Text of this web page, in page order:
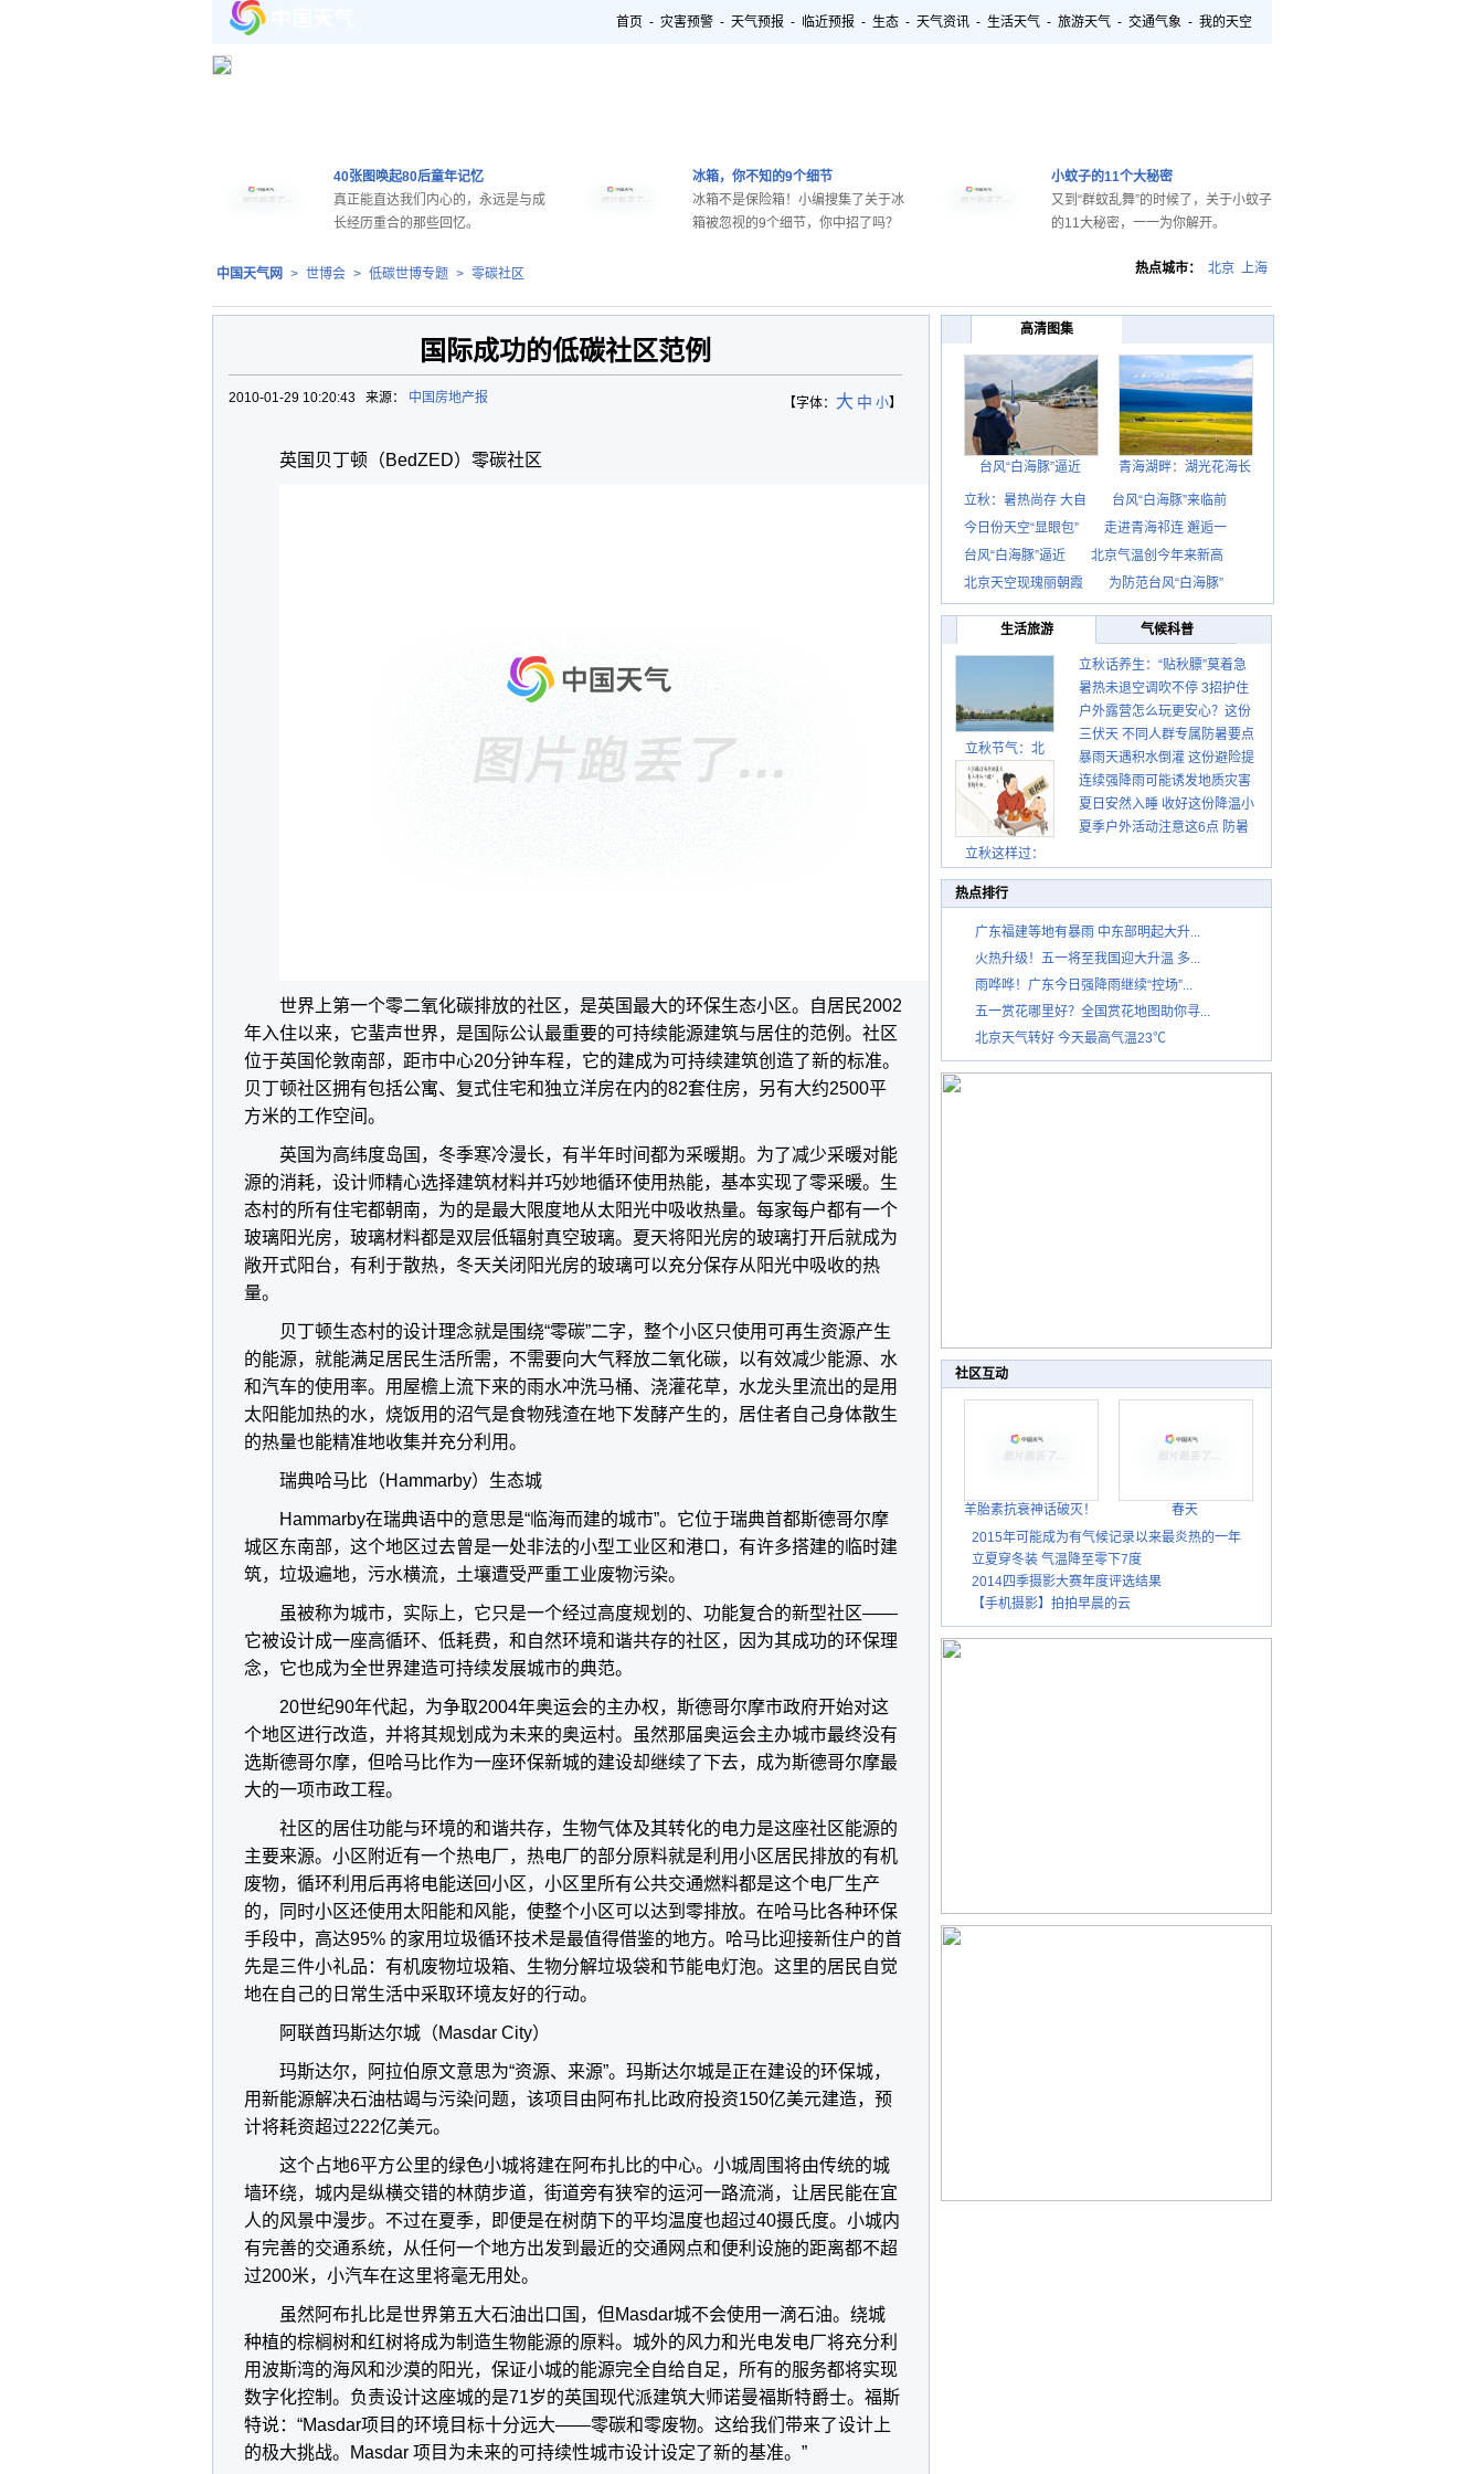
首页 - 灾害预警 - 天气预报 - 临近预报 - 生态 - 天气资讯 - 生活天气 - 旅游天气 - 交通气象 - 我的天空
40张图唤起80后童年记忆
真正能直达我们内心的，永远是与成
长经历重合的那些回忆。
冰箱，你不知的9个细节
冰箱不是保险箱！小编搜集了关于冰
箱被忽视的9个细节，你中招了吗？
小蚊子的11个大秘密
又到“群蚊乱舞”的时候了，关于小蚊子
的11大秘密，一一为你解开。
中国天气网 > 世博会 > 低碳世博专题 > 零碳社区 热点城市： 北京 上海
国际成功的低碳社区范例
【字体： 大 中 小】
2010-01-29 10:20:43 来源： 中国房地产报
英国贝丁顿（BedZED）零碳社区
世界上第一个零二氧化碳排放的社区，是英国最大的环保生态小区。自居民2002
年入住以来，它蜚声世界，是国际公认最重要的可持续能源建筑与居住的范例。社区
位于英国伦敦南部，距市中心20分钟车程，它的建成为可持续建筑创造了新的标准。
贝丁顿社区拥有包括公寓、复式住宅和独立洋房在内的82套住房，另有大约2500平
方米的工作空间。
英国为高纬度岛国，冬季寒冷漫长，有半年时间都为采暖期。为了减少采暖对能
源的消耗，设计师精心选择建筑材料并巧妙地循环使用热能，基本实现了零采暖。生
态村的所有住宅都朝南，为的是最大限度地从太阳光中吸收热量。每家每户都有一个
玻璃阳光房，玻璃材料都是双层低辐射真空玻璃。夏天将阳光房的玻璃打开后就成为
敞开式阳台，有利于散热，冬天关闭阳光房的玻璃可以充分保存从阳光中吸收的热
量。
贝丁顿生态村的设计理念就是围绕“零碳”二字，整个小区只使用可再生资源产生
的能源，就能满足居民生活所需，不需要向大气释放二氧化碳，以有效减少能源、水
和汽车的使用率。用屋檐上流下来的雨水冲洗马桶、浇灌花草，水龙头里流出的是用
太阳能加热的水，烧饭用的沼气是食物残渣在地下发酵产生的，居住者自己身体散生
的热量也能精准地收集并充分利用。
瑞典哈马比（Hammarby）生态城
Hammarby在瑞典语中的意思是“临海而建的城市”。它位于瑞典首都斯德哥尔摩
城区东南部，这个地区过去曾是一处非法的小型工业区和港口，有许多搭建的临时建
筑，垃圾遍地，污水横流，土壤遭受严重工业废物污染。
虽被称为城市，实际上，它只是一个经过高度规划的、功能复合的新型社区——
它被设计成一座高循环、低耗费，和自然环境和谐共存的社区，因为其成功的环保理
念，它也成为全世界建造可持续发展城市的典范。
20世纪90年代起，为争取2004年奥运会的主办权，斯德哥尔摩市政府开始对这
个地区进行改造，并将其规划成为未来的奥运村。虽然那届奥运会主办城市最终没有
选斯德哥尔摩，但哈马比作为一座环保新城的建设却继续了下去，成为斯德哥尔摩最
大的一项市政工程。
社区的居住功能与环境的和谐共存，生物气体及其转化的电力是这座社区能源的
主要来源。小区附近有一个热电厂，热电厂的部分原料就是利用小区居民排放的有机
废物，循环利用后再将电能送回小区，小区里所有公共交通燃料都是这个电厂生产
的，同时小区还使用太阳能和风能，使整个小区可以达到零排放。在哈马比各种环保
手段中，高达95% 的家用垃圾循环技术是最值得借鉴的地方。哈马比迎接新住户的首
先是三件小礼品：有机废物垃圾箱、生物分解垃圾袋和节能电灯泡。这里的居民自觉
地在自己的日常生活中采取环境友好的行动。
阿联酋玛斯达尔城（Masdar City）
玛斯达尔，阿拉伯原文意思为“资源、来源”。玛斯达尔城是正在建设的环保城，
用新能源解决石油枯竭与污染问题，该项目由阿布扎比政府投资150亿美元建造，预
计将耗资超过222亿美元。
这个占地6平方公里的绿色小城将建在阿布扎比的中心。小城周围将由传统的城
墙环绕，城内是纵横交错的林荫步道，街道旁有狭窄的运河一路流淌，让居民能在宜
人的风景中漫步。不过在夏季，即便是在树荫下的平均温度也超过40摄氏度。小城内
有完善的交通系统，从任何一个地方出发到最近的交通网点和便利设施的距离都不超
过200米，小汽车在这里将毫无用处。
虽然阿布扎比是世界第五大石油出口国，但Masdar城不会使用一滴石油。绕城
种植的棕榈树和红树将成为制造生物能源的原料。城外的风力和光电发电厂将充分利
用波斯湾的海风和沙漠的阳光，保证小城的能源完全自给自足，所有的服务都将实现
数字化控制。负责设计这座城的是71岁的英国现代派建筑大师诺曼福斯特爵士。福斯
特说：“Masdar项目的环境目标十分远大——零碳和零废物。这给我们带来了设计上
的极大挑战。Masdar 项目为未来的可持续性城市设计设定了新的基准。”
高清图集
台风“白海豚”逼近 青海湖畔：湖光花海长
立秋：暑热尚存 大自
台风“白海豚”来临前
今日份天空“显眼包”
走进青海祁连 邂逅一
台风“白海豚”逼近
北京气温创今年来新高
北京天空现瑰丽朝霞
为防范台风“白海豚”
生活旅游 气候科普
立秋节气：北
立秋这样过：
立秋话养生：“贴秋膘”莫着急
先清暑再防燥
暑热未退空调吹不停 3招护住
肩颈不酸痛
户外露营怎么玩更安心？这份
攻略请收好
三伏天 不同人群专属防暑要点
请收好
暴雨天遇积水倒灌 这份避险提
示请收好
连续强降雨可能诱发地质灾害
这些前兆要知道
夏日安然入睡 收好这份降温小
贴士
夏季户外活动注意这6点 防暑
热点排行
广东福建等地有暴雨 中东部明起大升...
火热升级！五一将至我国迎大升温 多...
雨哗哗！广东今日强降雨继续“控场”...
五一赏花哪里好？全国赏花地图助你寻...
北京天气转好 今天最高气温23℃
社区互动
羊胎素抗衰神话破灭！
春天
2015年可能成为有气候记录以来最炎热的一年
立夏穿冬装 气温降至零下7度
2014四季摄影大赛年度评选结果
【手机摄影】拍拍早晨的云